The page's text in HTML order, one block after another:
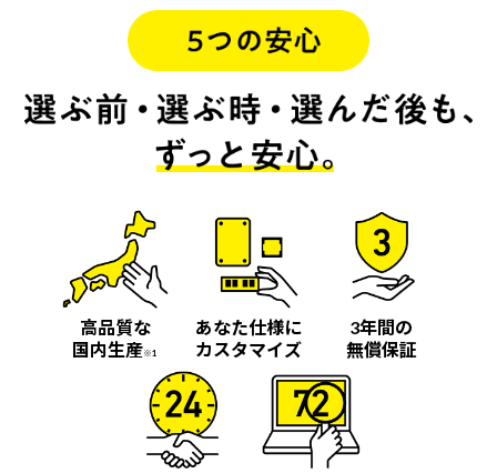
高品質な
国内生産※1
あなた仕様に
カスタマイズ
3年間の
無償保証